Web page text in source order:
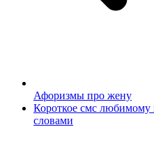
Афоризмы про жену
Короткое смс
словами